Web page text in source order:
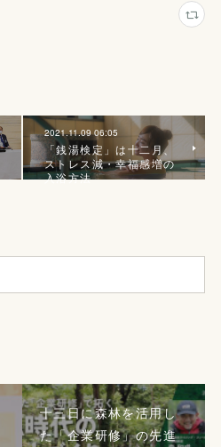
2021.11.09 06:05
「銭湯検定」は十二月、
ストレス減・幸福感増の
入浴方法
十三日に森林を活用し
た「企業研修」の先進